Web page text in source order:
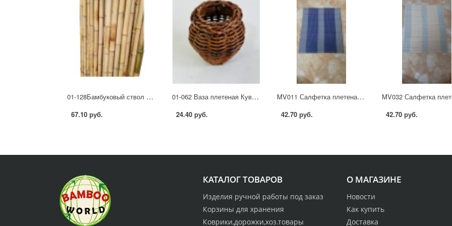
01-128Бамбуковый ствол D2 х 200 см
67.10 руб.
01-062 Ваза плетеная Кувшин Ф3Н4 см.(бамбук)
24.40 руб.
MV011 Салфетка плетеная 30*40 см.(бамбук)
42.70 руб. 42.70 руб.
О МАГАЗИНЕ
Новости
Как купить
Доставка
КАТАЛОГ ТОВАРОВ
Изделия ручной работы под заказ
Корзины для хранения
Коврики,дорожки,хоз.товары